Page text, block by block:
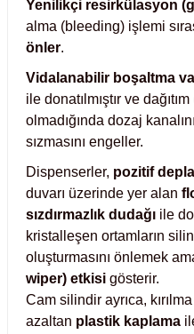
Buz Yapma Makineleri
Bulaşık Yıkama Makineleri
Öğütücü ve Mikserler
Krozeler
Küvetleri
Yenilikçi resirkülasyon
alma (bleeding) işlemi
önler.
Vidalanabilir boşaltma
ile donatılmıştır ve
olmadığında dozaj
sızmasını engeller.
Dispenserler, pozitif
duvarı üzerinde yer alan
sızdırmazlık dudağı ile
kristalleşen ortamların
oluşturmasını önlemek
wiper) etkisi gösterir.
Cam silindir ayrıca,
azaltan plastik kaplama